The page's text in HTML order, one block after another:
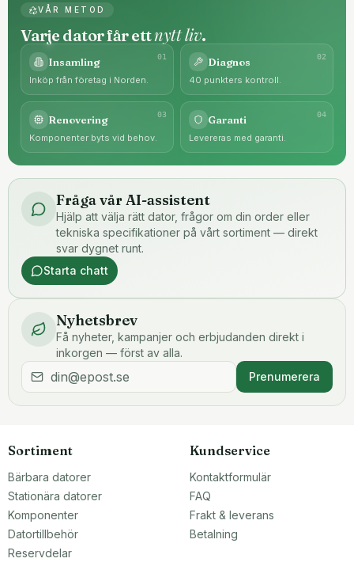
VÅR METOD
Varje dator får ettnytt liv.
01
Insamling
Inköp från företag i Norden.
02
Diagnos
40 punkters kontroll.
03
Renovering
Komponenter byts vid behov.
04
Garanti
Levereras med garanti.
Fråga vår AI-assistent
Hjälp att välja rätt dator, frågor om din order eller
tekniska specifikationer på vårt sortiment — direkt
svar dygnet runt.
Starta chatt
Nyhetsbrev
Få nyheter, kampanjer och erbjudanden direkt i
inkorgen — först av alla.
Prenumerera
Sortiment
Bärbara datorer
Stationära datorer
Komponenter
Datortillbehör
Reservdelar
Kundservice
Kontaktformulär
FAQ
Frakt & leverans
Betalning